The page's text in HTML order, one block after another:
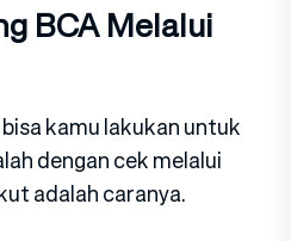
BCA Melalui
kamu lakukan untuk
dengan cek melalui
adalah caranya.